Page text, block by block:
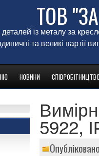
ТОВ
із металу за
та великі партії
НОВИНИ
5922,